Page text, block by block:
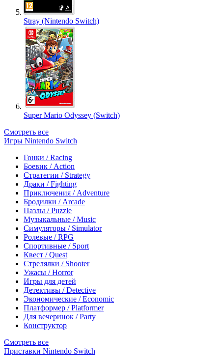
Stray (Nintendo Switch)
Super Mario Odyssey (Switch)
Смотреть все
Игры Nintendo Switch
Гонки / Racing
Боевик / Action
Стратегии / Strategy
Драки / Fighting
Приключения / Adventure
Бродилки / Arcade
Пазлы / Puzzle
Музыкальные / Music
Симуляторы / Simulator
Ролевые / RPG
Спортивные / Sport
Квест / Quest
Стрелялки / Shooter
Ужасы / Horror
Игры для детей
Детективы / Detective
Экономические / Economic
Платформер / Platformer
Для вечеринок / Party
Конструктор
Смотреть все
Приставки Nintendo Switch